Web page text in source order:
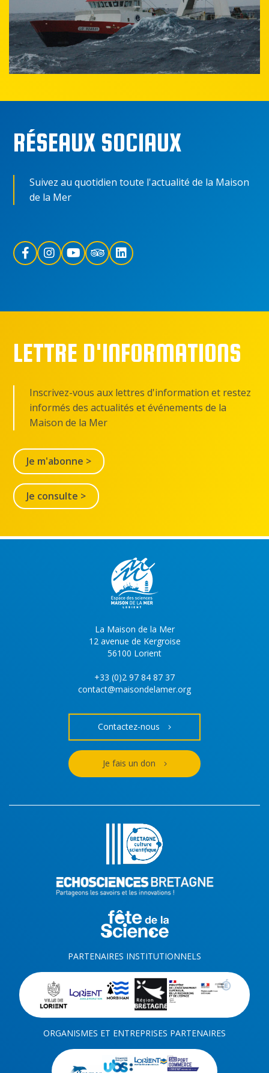
RÉSEAUX SOCIAUX
Suivez au quotidien toute l'actualité de la Maison
de la Mer
LETTRE D'INFORMATIONS
Inscrivez-vous aux lettres d'information et restez
informés des actualités et événements de la
Maison de la Mer
Je m'abonne >
Je consulte >
La Maison de la Mer
12 avenue de Kergroise
56100 Lorient
+33 (0)2 97 84 87 37
contact@maisondelamer.org
Contactez-nous
Je fais un don
PARTENAIRES INSTITUTIONNELS
ORGANISMES ET ENTREPRISES PARTENAIRES